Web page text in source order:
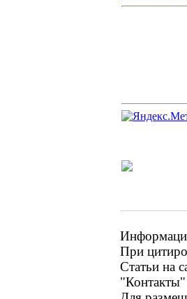
При
Статьи на
"Контакты"